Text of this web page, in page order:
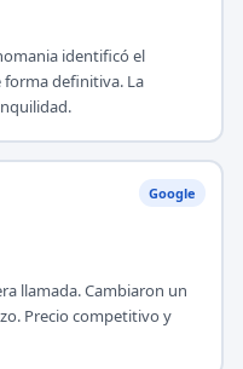
identificó el
definitiva. La
Google
llamada. Cambiaron un
Precio competitivo y